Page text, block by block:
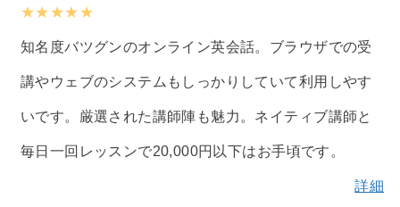
★★★★★
知名度バツグンのオンライン英会話。ブラウザでの受
講やウェブのシステムもしっかりしていて利用しやす
いです。厳選された講師陣も魅力。ネイティブ講師と
毎日一回レッスンで20,000円以下はお手頃です。
詳細